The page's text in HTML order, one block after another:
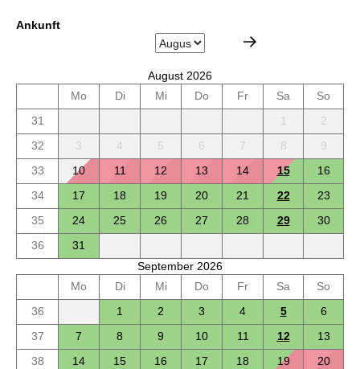
Ankunft
August 2026
Mo
Di Mi Do Fr Sa
So
31
1
2
32
3 4 5 6 7 8
9
33
10 11 12 13 14 15
16
34
17 18 19 20 21 22
23
35
24 25 26 27 28 29
30
36
31
September 2026
Mo
Di Mi Do Fr Sa
So
36
1 2 3 4 5
6
37
7 8 9 10 11 12
13
38
14 15 16 17 18 19
20